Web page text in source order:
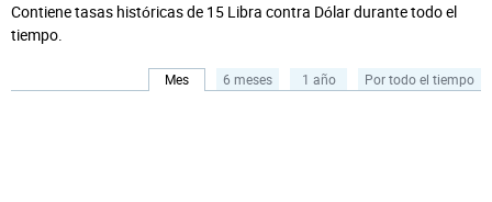
Contiene tasas históricas de 15 Libra contra Dólar durante todo el
tiempo.
Mes 6 meses 1 año Por todo el tiempo